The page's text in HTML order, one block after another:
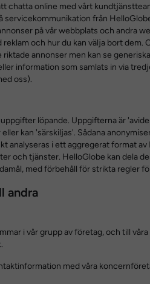
chatta online med vårt
från
på vår webbplats och andra
och hur du kan välja bort
annonser men kan se
information som samlats in via
oss).
löpande. Uppgifterna är
kan 'särskiljas'. Sådana
analyseras i ett aggregerat format
och tjänster. HelloGlobe kan dela
med förbehåll för strikta regler
andra
i vår grupp av företag, och till
med våra